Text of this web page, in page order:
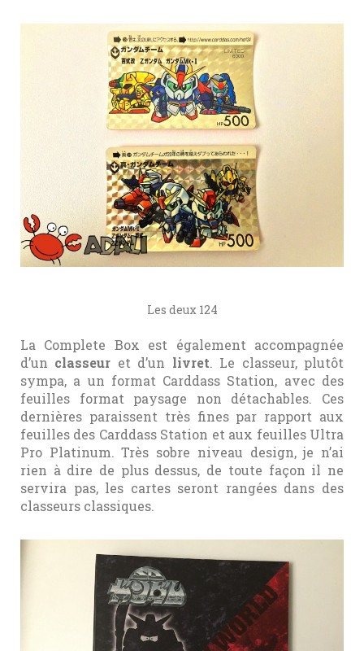
Les deux 124
La Complete Box est également accompagnée
d’un classeur et d’un livret. Le classeur, plutôt
sympa, a un format Carddass Station, avec des
feuilles format paysage non détachables. Ces
dernières paraissent très fines par rapport aux
feuilles des Carddass Station et aux feuilles Ultra
Pro Platinum. Très sobre niveau design, je n’ai
rien à dire de plus dessus, de toute façon il ne
servira pas, les cartes seront rangées dans des
classeurs classiques.